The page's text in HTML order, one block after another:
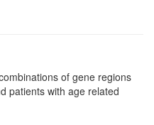
of gene regions
patients with age related